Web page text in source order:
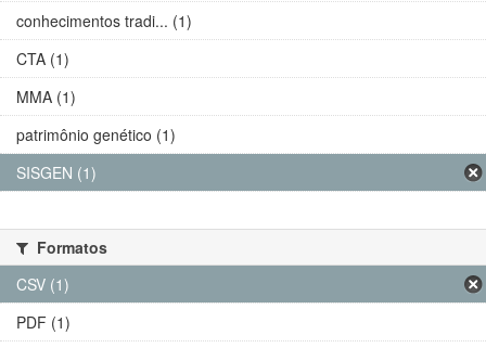
conhecimentos tradi... (1)
CTA (1)
MMA (1)
patrimônio genético (1)
SISGEN (1)
Formatos
CSV (1)
PDF (1)